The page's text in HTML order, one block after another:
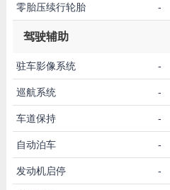
零胎压续行轮胎 -
驾驶辅助
驻车影像系统 -
巡航系统 -
车道保持 -
自动泊车 -
发动机启停 -